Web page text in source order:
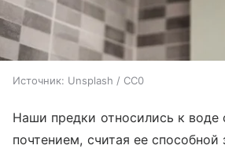
Источник: Unsplash / CC0
Наши предки относились к воде
почтением, считая ее способной